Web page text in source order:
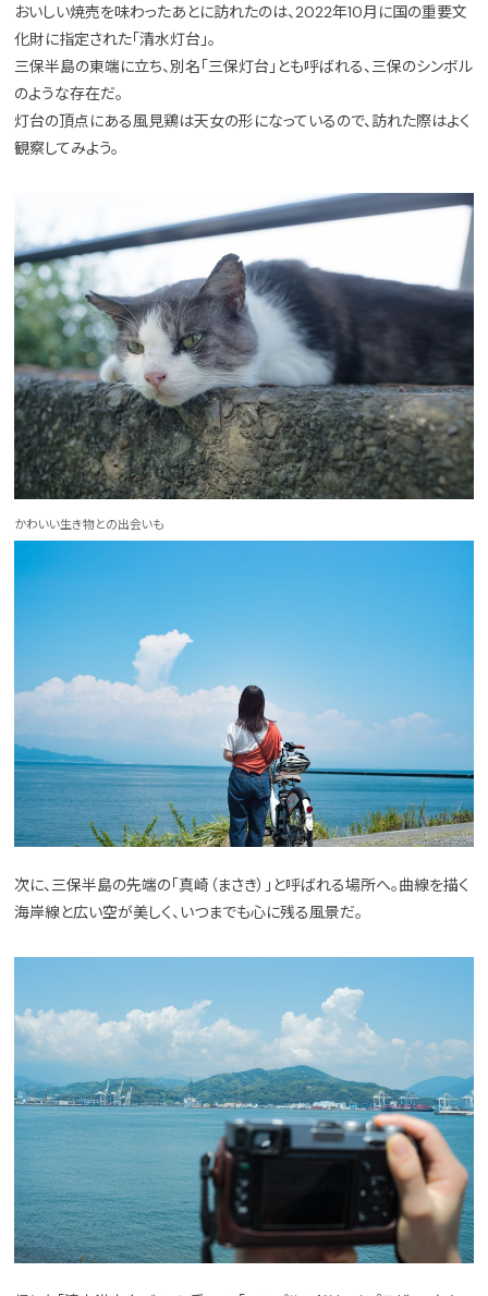
おいしい焼売を味わったあとに訪れたのは、2022年10月に国の重要文
化財に指定された「清水灯台」。
三保半島の東端に立ち、別名「三保灯台」とも呼ばれる、三保のシンボル
のような存在だ。
灯台の頂点にある風見鶏は天女の形になっているので、訪れた際はよく
観察してみよう。
かわいい生き物との出会いも
次に、三保半島の先端の「真崎（まさき）」と呼ばれる場所へ。曲線を描く
海岸線と広い空が美しく、いつまでも心に残る風景だ。